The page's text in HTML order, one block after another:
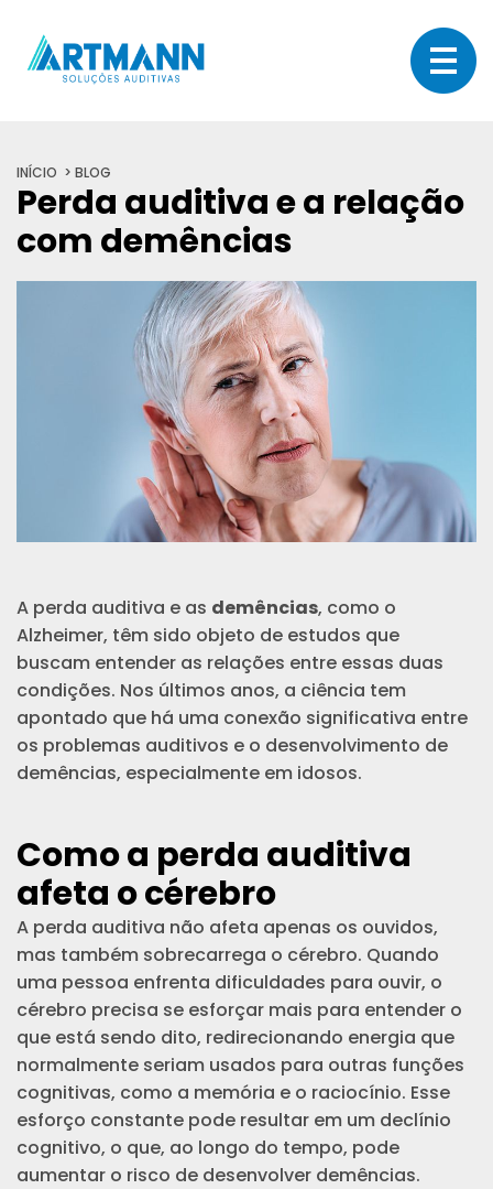
INÍCIO BLOG
Perda auditiva e a relação
com demências
A perda auditiva e as demências, como o
Alzheimer, têm sido objeto de estudos que
buscam entender as relações entre essas duas
condições. Nos últimos anos, a ciência tem
apontado que há uma conexão significativa entre
os problemas auditivos e o desenvolvimento de
demências, especialmente em idosos.
Como a perda auditiva
afeta o cérebro
A perda auditiva não afeta apenas os ouvidos,
mas também sobrecarrega o cérebro. Quando
uma pessoa enfrenta dificuldades para ouvir, o
cérebro precisa se esforçar mais para entender o
que está sendo dito, redirecionando energia que
normalmente seriam usados para outras funções
cognitivas, como a memória e o raciocínio. Esse
esforço constante pode resultar em um declínio
cognitivo, o que, ao longo do tempo, pode
aumentar o risco de desenvolver demências.